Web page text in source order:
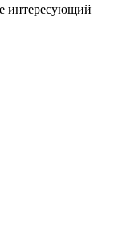
интересующий